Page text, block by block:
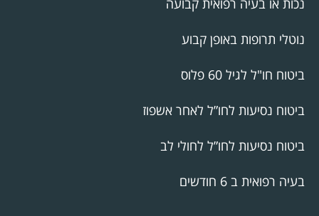
נוטלי תרופות באופן קבוע
ביטוח חו"ל לגיל 60 פלוס
ביטוח נסיעות לחו”ל לאחר אשפוז
ביטוח נסיעות לחו”ל לחולי לב
בעיה רפואית ב 6 חודשים